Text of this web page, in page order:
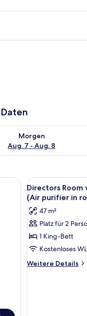
6 - Aug. 7.
Morgen
Aug. 7 - Aug. 8
Verfügbarkeit für
mit einem großen Bett,
Alle
Fotos
für
Directors
Room
with
Hermes
furniture
8
Directors
(Air purifier in
47 m²
Platz für 2
1 King-Bett
Kostenloses
Weitere Details
Weitere